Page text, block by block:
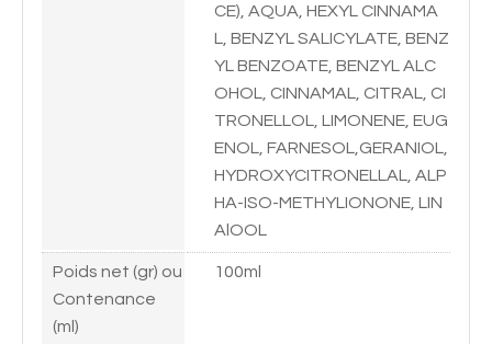
CE), AQUA, HEXYL CINNAMA
L, BENZYL SALICYLATE, BENZ
YL BENZOATE, BENZYL ALC
OHOL, CINNAMAL, CITRAL, CI
TRONELLOL, LIMONENE, EUG
ENOL, FARNESOL,GERANIOL,
HYDROXYCITRONELLAL, ALP
HA-ISO-METHYLIONONE, LIN
AlOOL
Poids net (gr) ou
Contenance
(ml)
100ml